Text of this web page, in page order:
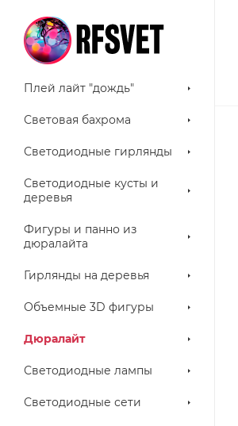
Плей лайт "дождь"
Световая бахрома
Светодиодные гирлянды
Светодиодные кусты и
деревья
Фигуры и панно из
дюралайта
Гирлянды на деревья
Объемные 3D фигуры
Дюралайт
Светодиодные лампы
Светодиодные сети